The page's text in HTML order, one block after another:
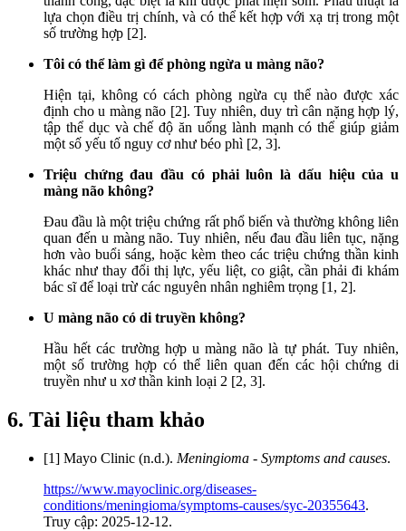
lựa chọn điều trị chính, và có thể kết hợp với xạ trị trong một
số trường hợp [2].
Tôi có thể làm gì để phòng ngừa u màng não?
Hiện tại, không có cách phòng ngừa cụ thể nào được xác
định cho u màng não [2]. Tuy nhiên, duy trì cân nặng hợp lý,
tập thể dục và chế độ ăn uống lành mạnh có thể giúp giảm
một số yếu tố nguy cơ như béo phì [2, 3].
Triệu chứng đau đầu có phải luôn là dấu hiệu của u
màng não không?
Đau đầu là một triệu chứng rất phổ biến và thường không liên
quan đến u màng não. Tuy nhiên, nếu đau đầu liên tục, nặng
hơn vào buổi sáng, hoặc kèm theo các triệu chứng thần kinh
khác như thay đổi thị lực, yếu liệt, co giật, cần phải đi khám
bác sĩ để loại trừ các nguyên nhân nghiêm trọng [1, 2].
U màng não có di truyền không?
Hầu hết các trường hợp u màng não là tự phát. Tuy nhiên,
một số trường hợp có thể liên quan đến các hội chứng di
truyền như u xơ thần kinh loại 2 [2, 3].
6. Tài liệu tham khảo
[1] Mayo Clinic (n.d.). Meningioma - Symptoms and causes.
https://www.mayoclinic.org/diseases-
conditions/meningioma/symptoms-causes/syc-20355643.
Truy cập: 2025-12-12.